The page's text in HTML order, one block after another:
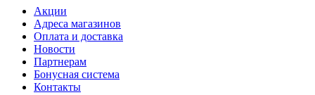
Акции
Адреса магазинов
Оплата и доставка
Новости
Партнерам
Бонусная система
Контакты